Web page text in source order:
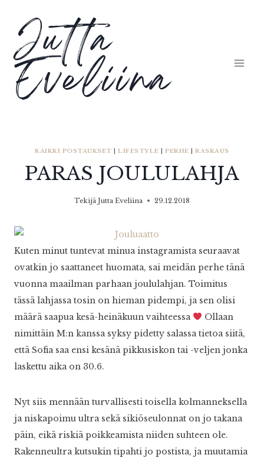
sisältöön
Jutta
Eveliina
KAIKKI POSTAUKSET |LIFESTYLE |PERHE |RASKAUS
PARAS JOULULAHJA
Tekijä Jutta Eveliina 29.12.2018
Kuten minut tuntevat minua instagramista seuraavat
ovatkin jo saattaneet huomata, sai meidän perhe tänä
vuonna maailman parhaan joululahjan. Toimitus
tässä lahjassa tosin on hieman pidempi, ja sen olisi
määrä saapua kesä-heinäkuun vaihteessa
Ollaan
nimittäin M:n kanssa syksy pidetty salassa tietoa siitä,
että Sofia saa ensi kesänä pikkusiskon tai -veljen jonka
laskettu aika on 30.6.
Nyt siis mennään turvallisesti toisella kolmanneksella
ja niskapoimu ultra sekä sikiöseulonnat on jo takana
päin, eikä riskiä poikkeamista niiden suhteen ole.
Rakenneultra kutsukin tipahti jo postista, ja muutamia